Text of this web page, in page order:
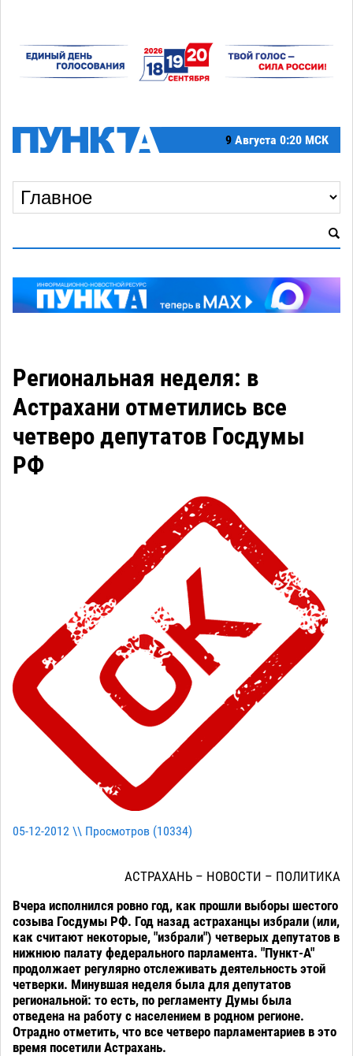
9 Августа 0:20 МСК
Региональная неделя: в
Астрахани отметились все
четверо депутатов Госдумы
РФ
05-12-2012 \\ Просмотров (10334)
АСТРАХАНЬ – НОВОСТИ – ПОЛИТИКА
Вчера исполнился ровно год, как прошли выборы шестого
созыва Госдумы РФ. Год назад астраханцы избрали (или,
как считают некоторые, "избрали") четверых депутатов в
нижнюю палату федерального парламента. "Пункт-А"
продолжает регулярно отслеживать деятельность этой
четверки. Минувшая неделя была для депутатов
региональной: то есть, по регламенту Думы была
отведена на работу с населением в родном регионе.
Отрадно отметить, что все четверо парламентариев в это
время посетили Астрахань.